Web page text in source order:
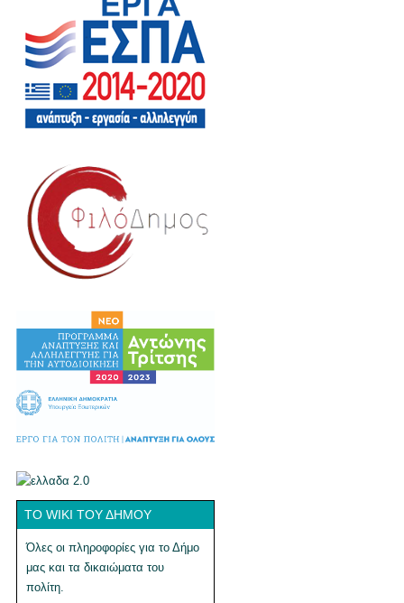
ΤΟ WIKI ΤΟΥ ΔΉΜΟΥ
Όλες οι πληροφορίες για το Δήμο
μας και τα δικαιώματα του
πολίτη.